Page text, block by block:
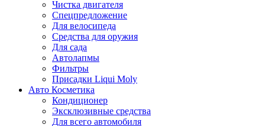
Чистка двигателя
Спецпредложение
Для велосипеда
Средства для оружия
Для сада
Автолапмы
Фильтры
Присадки Liqui Moly
Авто Косметика
Кондиционер
Эксклюзивные средства
Для всего автомобиля